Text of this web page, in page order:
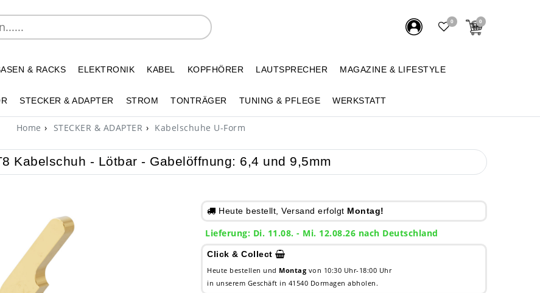
0 0
& RACKS ELEKTRONIK KABEL KOPFHÖRER LAUTSPRECHER MAGAZINE & LIFESTYLE
STECKER & ADAPTER STROM TONTRÄGER TUNING & PFLEGE WERKSTATT
Home STECKER & ADAPTER Kabelschuhe U-Form
Kabelschuh - Lötbar - Gabelöffnung: 6,4 und 9,5mm
Heute bestellt, Versand erfolgt Montag!
Lieferung: Di. 11.08. - Mi. 12.08.26 nach Deutschland
Click & Collect
Heute bestellen und Montag von 10:30 Uhr-18:00 Uhr
in unserem Geschäft in 41540 Dormagen abholen.